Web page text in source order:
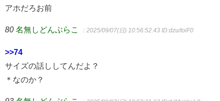
アホだろお前
80 名無しどんぶらこ ：2025/09/07(日) 10:56:52.43 ID:dzu/toiF0
>>74
サイズの話ししてんだよ？
＊なのか？